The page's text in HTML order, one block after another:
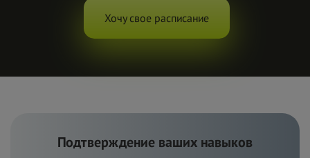
Хочу свое расписание
Подтверждение ваших навыков